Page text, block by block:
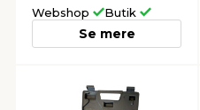
Webshop Butik
Se mere